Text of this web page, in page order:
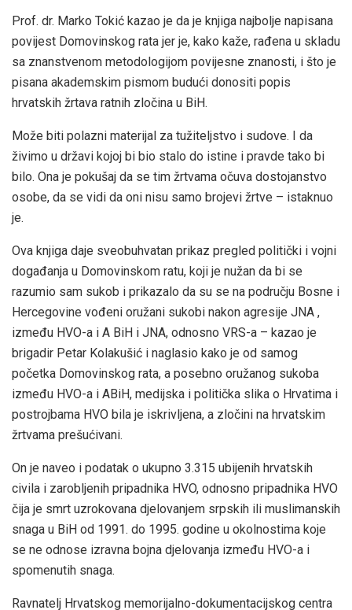
Prof. dr. Marko Tokić kazao je da je knjiga najbolje napisana
povijest Domovinskog rata jer je, kako kaže, rađena u skladu
sa znanstvenom metodologijom povijesne znanosti, i što je
pisana akademskim pismom budući donositi popis
hrvatskih žrtava ratnih zločina u BiH.
Može biti polazni materijal za tužiteljstvo i sudove. I da
živimo u državi kojoj bi bio stalo do istine i pravde tako bi
bilo. Ona je pokušaj da se tim žrtvama očuva dostojanstvo
osobe, da se vidi da oni nisu samo brojevi žrtve – istaknuo
je.
Ova knjiga daje sveobuhvatan prikaz pregled politički i vojni
događanja u Domovinskom ratu, koji je nužan da bi se
razumio sam sukob i prikazalo da su se na području Bosne i
Hercegovine vođeni oružani sukobi nakon agresije JNA ,
između HVO-a i A BiH i JNA, odnosno VRS-a – kazao je
brigadir Petar Kolakušić i naglasio kako je od samog
početka Domovinskog rata, a posebno oružanog sukoba
između HVO-a i ABiH, medijska i politička slika o Hrvatima i
postrojbama HVO bila je iskrivljena, a zločini na hrvatskim
žrtvama prešućivani.
On je naveo i podatak o ukupno 3.315 ubijenih hrvatskih
civila i zarobljenih pripadnika HVO, odnosno pripadnika HVO
čija je smrt uzrokovana djelovanjem srpskih ili muslimanskih
snaga u BiH od 1991. do 1995. godine u okolnostima koje
se ne odnose izravna bojna djelovanja između HVO-a i
spomenutih snaga.
Ravnatelj Hrvatskog memorijalno-dokumentacijskog centra